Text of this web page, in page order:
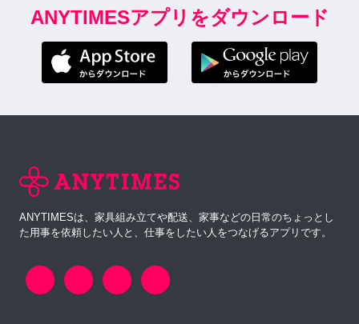
ANYTIMESアプリをダウンロード
ANYTIMESは、家具組み立てや配送、家事などの日常のちょっとし
た用事を依頼したい人と、仕事をしたい人をつなげるアプリです。